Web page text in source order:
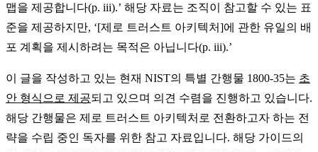
맵을 제공합니다(p. iii).’ 해당 자료는 조직이 참고할 수 있는 표
준을 제공하지만, ‘[제로 트러스트 아키텍처]에 관한 유일의 배
포 계획을 제시하려는 목적은 아닙니다(p. iii).’
이 글을 작성하고 있는 현재 NIST의 특별 간행물 1800-35는 초
안 형식으로 제공되고 있으며 의견 수렴을 진행하고 있습니다.
해당 간행물은 제로 트러스트 아키텍처로 전환하고자 하는 전
략을 수립 중인 독자를 위한 참고 자료입니다. 해당 가이드의